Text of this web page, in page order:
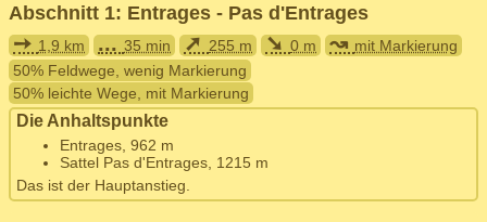
Abschnitt 1: Entrages - Pas d'Entrages
➙1,9 km ...35 min ➚255 m ➘0 m ↝mit Markierung
50% Feldwege, wenig Markierung
50% leichte Wege, mit Markierung
Die Anhaltspunkte
Entrages, 962 m
Sattel Pas d'Entrages, 1215 m
Das ist der Hauptanstieg.